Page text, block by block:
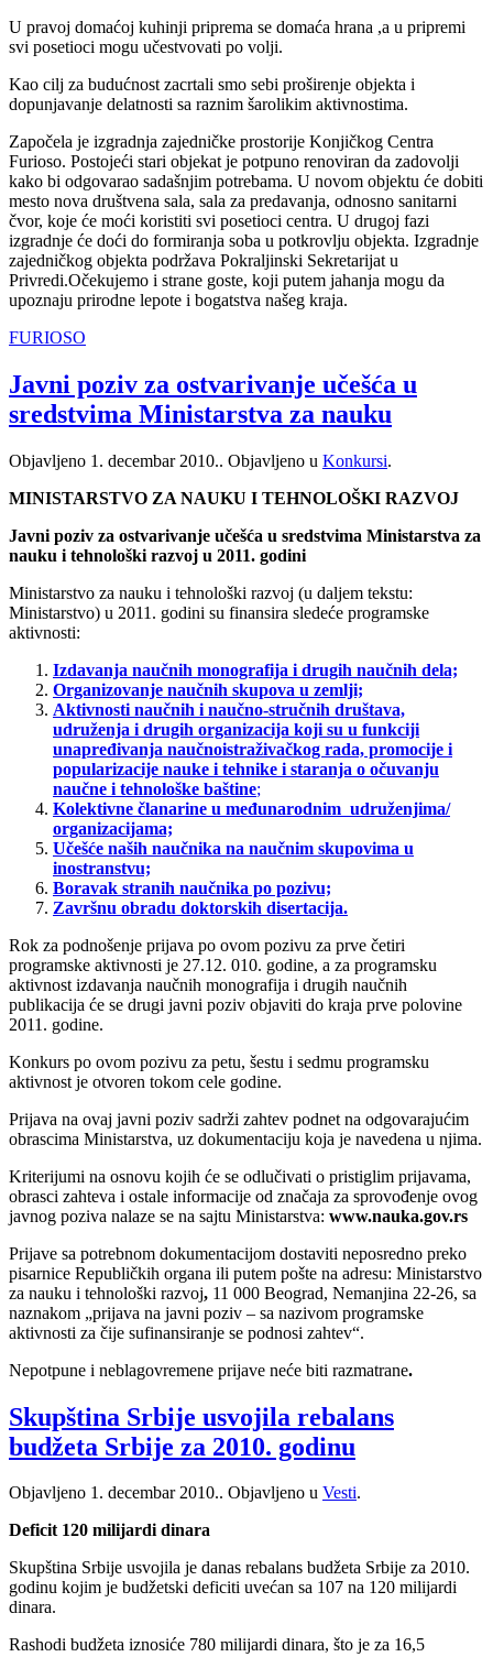
U pravoj domaćoj kuhinji priprema se domaća hrana ,a u pripremi
svi posetioci mogu učestvovati po volji.
Kao cilj za budućnost zacrtali smo sebi proširenje objekta i
dopunjavanje delatnosti sa raznim šarolikim aktivnostima.
Započela je izgradnja zajedničke prostorije Konjičkog Centra
Furioso. Postojeći stari objekat je potpuno renoviran da zadovolji
kako bi odgovarao sadašnjim potrebama. U novom objektu će dobiti
mesto nova društvena sala, sala za predavanja, odnosno sanitarni
čvor, koje će moći koristiti svi posetioci centra. U drugoj fazi
izgradnje će doći do formiranja soba u potkrovlju objekta. Izgradnje
zajedničkog objekta podržava Pokraljinski Sekretarijat u
Privredi.Očekujemo i strane goste, koji putem jahanja mogu da
upoznaju prirodne lepote i bogatstva našeg kraja.
FURIOSO
Javni poziv za ostvarivanje učešća u
sredstvima Ministarstva za nauku
Objavljeno 1. decembar 2010.. Objavljeno u Konkursi.
MINISTARSTVO ZA NAUKU I TEHNOLOŠKI RAZVOJ
Javni poziv za ostvarivanje učešća u sredstvima Ministarstva za
nauku i tehnološki razvoj u 2011. godini
Ministarstvo za nauku i tehnološki razvoj (u daljem tekstu:
Ministarstvo) u 2011. godini su finansira sledeće programske
aktivnosti:
Izdavanja naučnih monografija i drugih naučnih dela;
Organizovanje naučnih skupova u zemlji;
Aktivnosti naučnih i naučno-stručnih društava,
udruženja i drugih organizacija koji su u funkciji
unapređivanja naučnoistraživačkog rada, promocije i
popularizacije nauke i tehnike i staranja o očuvanju
naučne i tehnološke baštine;
Kolektivne članarine u međunarodnim udruženjima/
organizacijama;
Učešće naših naučnika na naučnim skupovima u
inostranstvu;
Boravak stranih naučnika po pozivu;
Završnu obradu doktorskih disertacija.
Rok za podnošenje prijava po ovom pozivu za prve četiri
programske aktivnosti je 27.12. 010. godine, a za programsku
aktivnost izdavanja naučnih monografija i drugih naučnih
publikacija će se drugi javni poziv objaviti do kraja prve polovine
2011. godine.
Konkurs po ovom pozivu za petu, šestu i sedmu programsku
aktivnost je otvoren tokom cele godine.
Prijava na ovaj javni poziv sadrži zahtev podnet na odgovarajućim
obrascima Ministarstva, uz dokumentaciju koja je navedena u njima.
Kriterijumi na osnovu kojih će se odlučivati o pristiglim prijavama,
obrasci zahteva i ostale informacije od značaja za sprovođenje ovog
javnog poziva nalaze se na sajtu Ministarstva: www.nauka.gov.rs
Prijave sa potrebnom dokumentacijom dostaviti neposredno preko
pisarnice Republičkih organa ili putem pošte na adresu: Ministarstvo
za nauku i tehnološki razvoj, 11 000 Beograd, Nemanjina 22-26, sa
naznakom „prijava na javni poziv – sa nazivom programske
aktivnosti za čije sufinansiranje se podnosi zahtev“.
Nepotpune i neblagovremene prijave neće biti razmatrane.
Skupština Srbije usvojila rebalans
budžeta Srbije za 2010. godinu
Objavljeno 1. decembar 2010.. Objavljeno u Vesti.
Deficit 120 milijardi dinara
Skupština Srbije usvojila je danas rebalans budžeta Srbije za 2010.
godinu kojim je budžetski deficiti uvećan sa 107 na 120 milijardi
dinara.
Rashodi budžeta iznosiće 780 milijardi dinara, što je za 16,5